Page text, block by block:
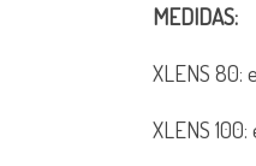
MEDIDAS:
XLENS 80:
XLENS